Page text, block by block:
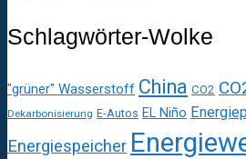
Schlagwörter-Wolke
"grüner" Wasserstoff China CO2
Dekarbonisierung E-Autos EL Niño
Energiespeicher